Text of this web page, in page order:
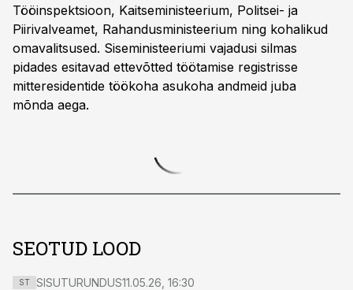
Tööinspektsioon, Kaitseministeerium, Politsei- ja
Piirivalveamet, Rahandusministeerium ning kohalikud
omavalitsused. Siseministeeriumi vajadusi silmas
pidades esitavad ettevõtted töötamise registrisse
mitteresidentide töökoha asukoha andmeid juba
mõnda aega.
SEOTUD LOOD
ST SISUTURUNDUS11.05.26, 16:30